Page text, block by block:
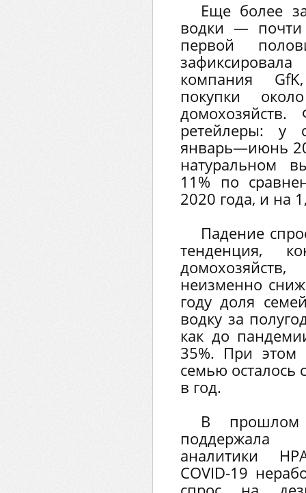
Еще более
водки —
первой
компания
покупки
ретейлеры: у
январь—июнь
натуральном
11% по
2020 года, и на
Падение
тенденция,
неизменно
году доля
водку за
как до
35%. При этом
семью
в год.
В прошлом
поддержала
аналитики
COVID-19